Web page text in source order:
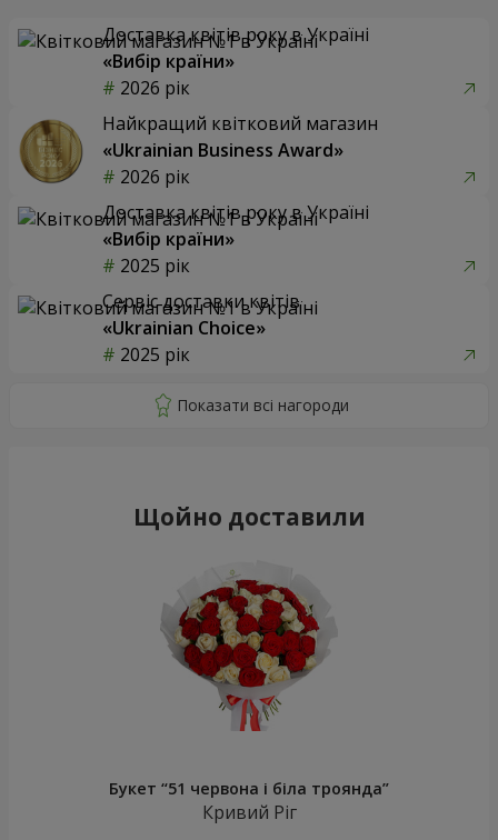
Доставка квітів року в Україні
«Вибір країни»
2026 рік
Найкращий квітковий магазин
«Ukrainian Business Award»
2026 рік
Доставка квітів року в Україні
«Вибір країни»
2025 рік
Сервіс доставки квітів
«Ukrainian Choice»
2025 рік
Щойно доставили
Букет “51 червона і біла троянда”
Кривий Ріг